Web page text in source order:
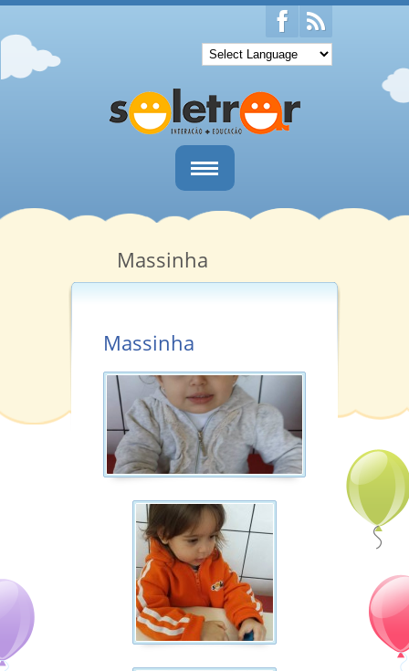
Home
Quem Somos
Salas
Informativos
Notícias
Contato
Massinha
Massinha